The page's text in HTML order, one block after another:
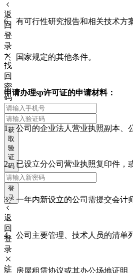
返
回
登
录
找
回
密
码
获
取
验
证
码
登
录
返
回
登
录
注
6、有可行性研究报告和相关技术方
7、国家规定的其他条件。
申请办理sp许可证的申请材料：
1、公司的企业法人营业执照副本、
2、已设立分公司营业执照复印件，
3、一年内新设立的公司需提交会计
4、公司主要管理、技术人员的清单
5、房屋租赁协议或其办公场地证明